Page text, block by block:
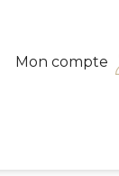
Mon compte